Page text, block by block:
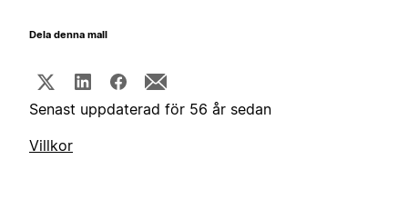
Dela denna mall
Senast uppdaterad för 56 år sedan
Villkor